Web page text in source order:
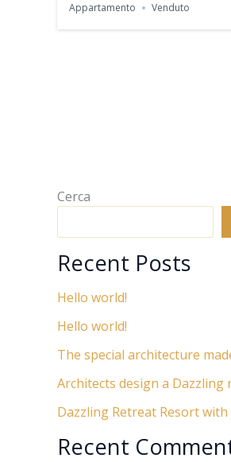
Appartamento
Venduto
Cerca
Recent Posts
Hello world!
Hello world!
The special architecture
Architects design a Dazzling
Dazzling Retreat Resort
Recent